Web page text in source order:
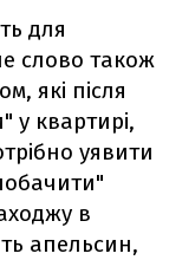
для
слово також
які після
у квартирі,
уявити
в
апельсин,